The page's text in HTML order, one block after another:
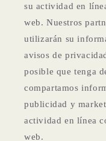
su actividad en
web. Nuestros
utilizarán su
avisos de
posible que tenga
compartamos
publicidad y
actividad en línea
web.